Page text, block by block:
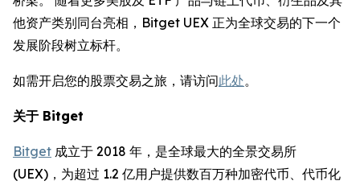
他资产类别同台亮相，Bitget UEX 正为全球交易的下一个
发展阶段树立标杆。
如需开启您的股票交易之旅，请访问此处。
关于 Bitget
Bitget 成立于 2018 年，是全球最大的全景交易所
(UEX)，为超过 1.2 亿用户提供数百万种加密代币、代币化